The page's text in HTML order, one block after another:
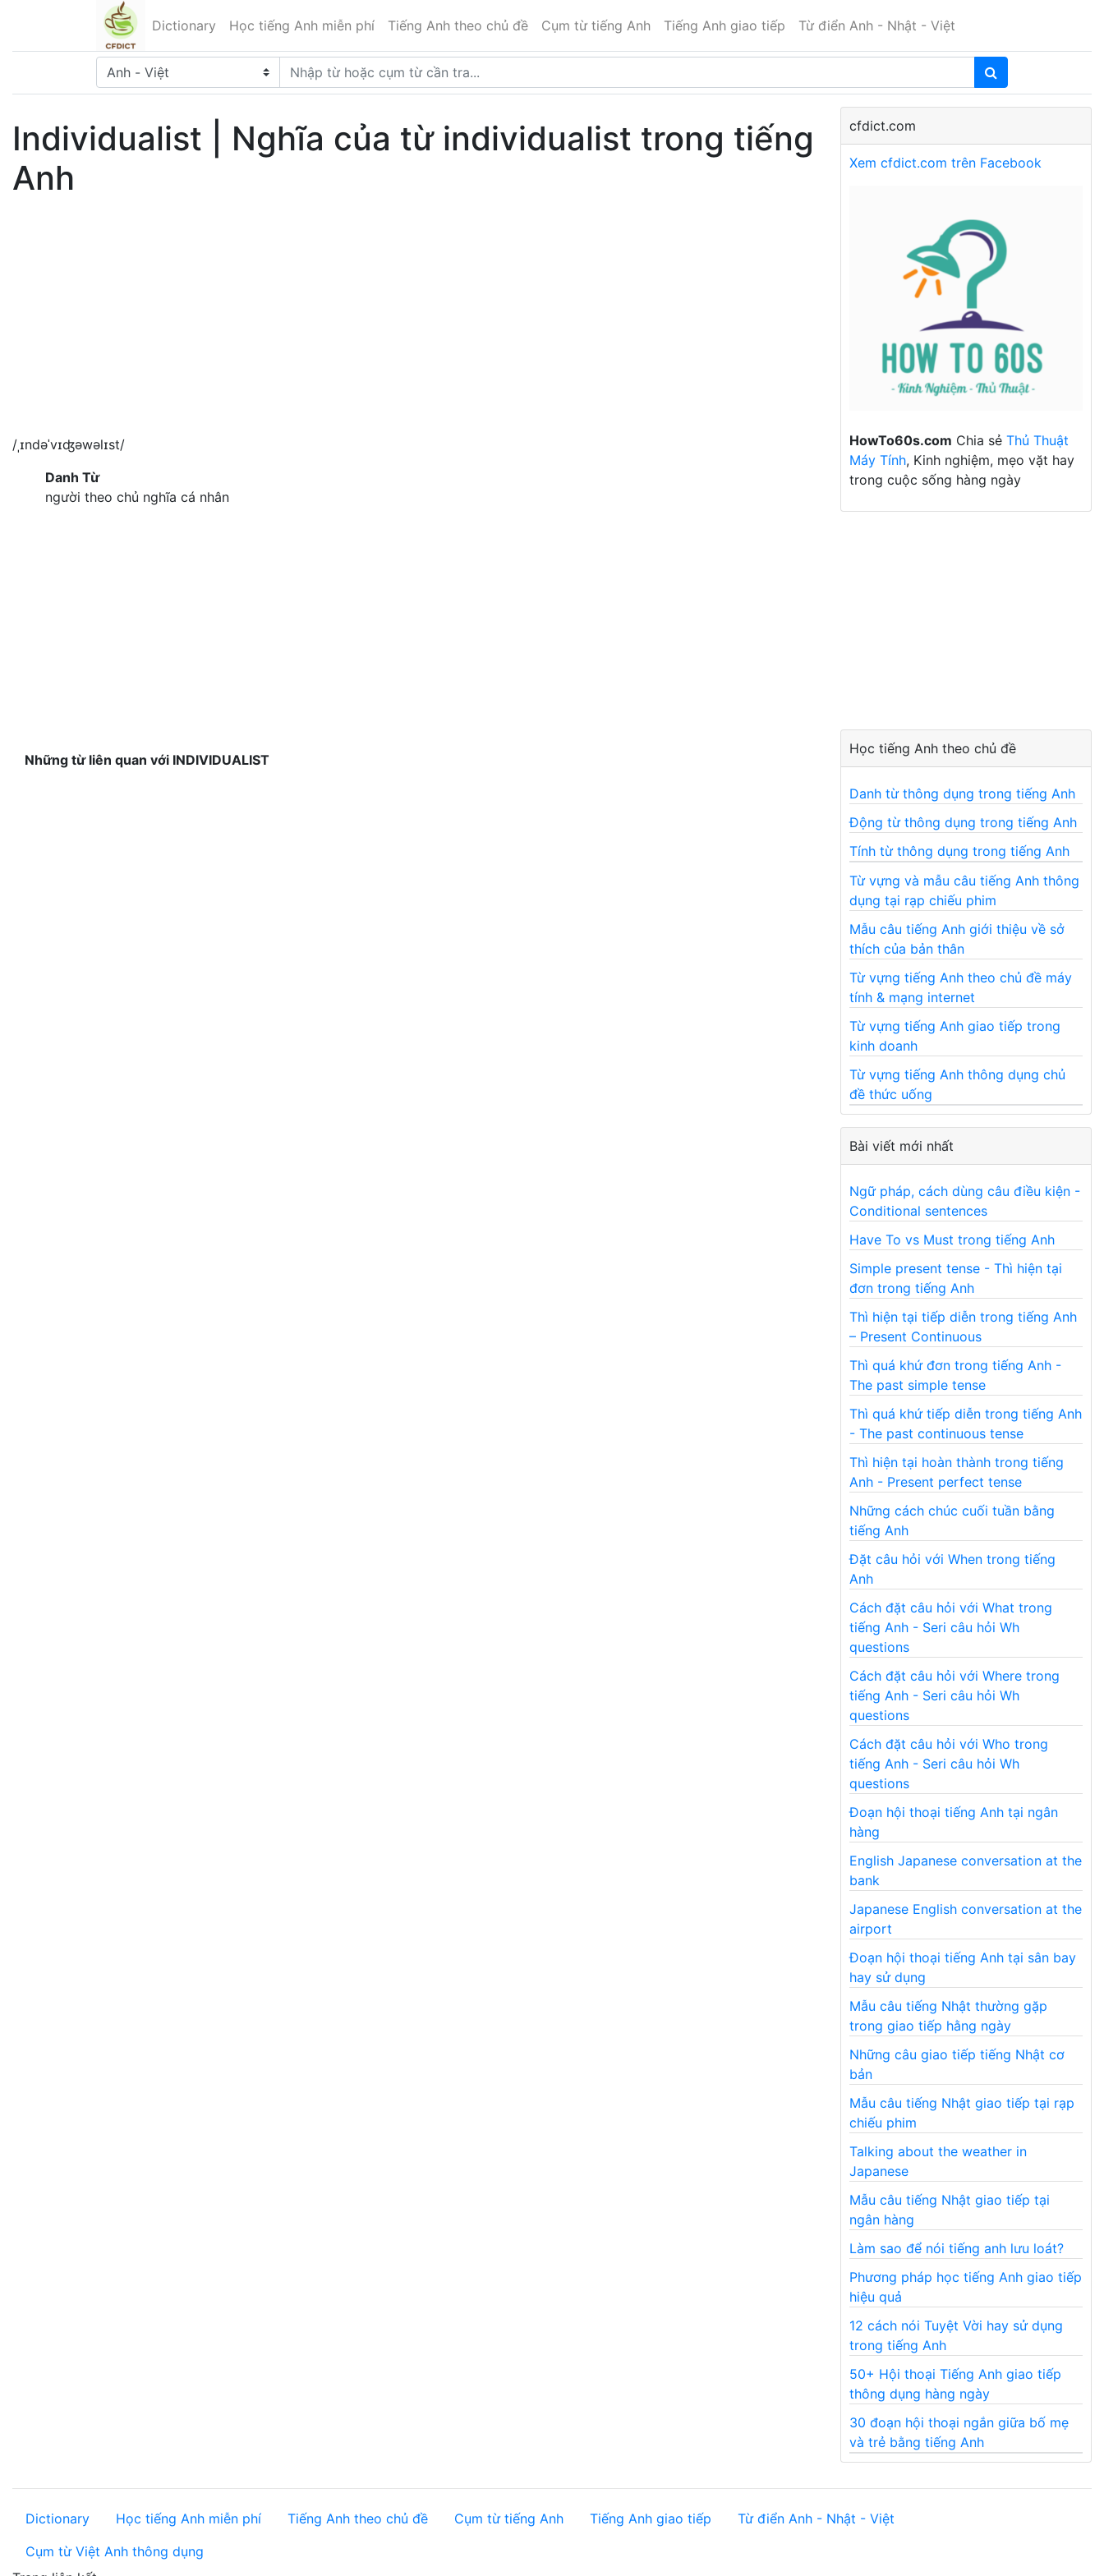
Dictionary Học tiếng Anh miễn phí Tiếng Anh theo chủ đề Cụm từ tiếng Anh Tiếng Anh giao tiếp Từ điển Anh - Nhật - Việt
Individualist | Nghĩa của từ individualist trong tiếng
Anh
/ˌɪndəˈvɪʤəwəlɪst/
Danh Từ
người theo chủ nghĩa cá nhân
Những từ liên quan với INDIVIDUALIST
cfdict.com
Xem cfdict.com trên Facebook
HowTo60s.com Chia sẻ Thủ Thuật
Máy Tính, Kinh nghiệm, mẹo vặt hay
trong cuộc sống hàng ngày
Học tiếng Anh theo chủ đề
Danh từ thông dụng trong tiếng Anh
Động từ thông dụng trong tiếng Anh
Tính từ thông dụng trong tiếng Anh
Từ vựng và mẫu câu tiếng Anh thông
dụng tại rạp chiếu phim
Mẫu câu tiếng Anh giới thiệu về sở
thích của bản thân
Từ vựng tiếng Anh theo chủ đề máy
tính & mạng internet
Từ vựng tiếng Anh giao tiếp trong
kinh doanh
Từ vựng tiếng Anh thông dụng chủ
đề thức uống
Bài viết mới nhất
Ngữ pháp, cách dùng câu điều kiện -
Conditional sentences
Have To vs Must trong tiếng Anh
Simple present tense - Thì hiện tại
đơn trong tiếng Anh
Thì hiện tại tiếp diễn trong tiếng Anh
– Present Continuous
Thì quá khứ đơn trong tiếng Anh -
The past simple tense
Thì quá khứ tiếp diễn trong tiếng Anh
- The past continuous tense
Thì hiện tại hoàn thành trong tiếng
Anh - Present perfect tense
Những cách chúc cuối tuần bằng
tiếng Anh
Đặt câu hỏi với When trong tiếng
Anh
Cách đặt câu hỏi với What trong
tiếng Anh - Seri câu hỏi Wh
questions
Cách đặt câu hỏi với Where trong
tiếng Anh - Seri câu hỏi Wh
questions
Cách đặt câu hỏi với Who trong
tiếng Anh - Seri câu hỏi Wh
questions
Đoạn hội thoại tiếng Anh tại ngân
hàng
English Japanese conversation at the
bank
Japanese English conversation at the
airport
Đoạn hội thoại tiếng Anh tại sân bay
hay sử dụng
Mẫu câu tiếng Nhật thường gặp
trong giao tiếp hằng ngày
Những câu giao tiếp tiếng Nhật cơ
bản
Mẫu câu tiếng Nhật giao tiếp tại rạp
chiếu phim
Talking about the weather in
Japanese
Mẫu câu tiếng Nhật giao tiếp tại
ngân hàng
Làm sao để nói tiếng anh lưu loát?
Phương pháp học tiếng Anh giao tiếp
hiệu quả
12 cách nói Tuyệt Vời hay sử dụng
trong tiếng Anh
50+ Hội thoại Tiếng Anh giao tiếp
thông dụng hàng ngày
30 đoạn hội thoại ngắn giữa bố mẹ
và trẻ bằng tiếng Anh
Dictionary Học tiếng Anh miễn phí Tiếng Anh theo chủ đề Cụm từ tiếng Anh Tiếng Anh giao tiếp
Từ điển Anh - Nhật - Việt
Cụm từ Việt Anh thông dụng